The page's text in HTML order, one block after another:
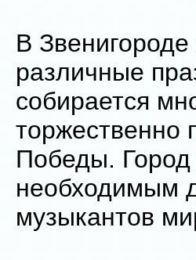
В
различные
собирается
торжественно
Победы. Город
необходимым
музыкантов